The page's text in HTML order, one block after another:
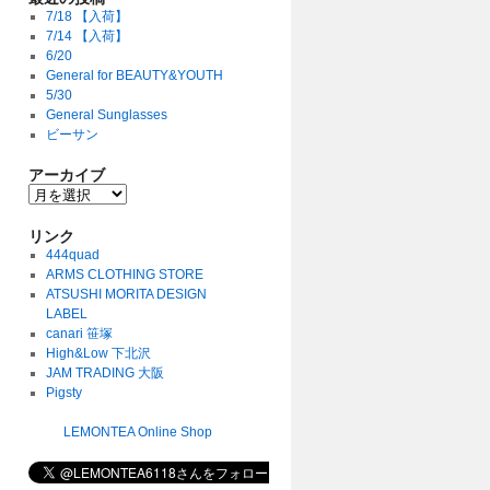
7/18 【入荷】
7/14 【入荷】
6/20
General for BEAUTY&YOUTH
5/30
General Sunglasses
ビーサン
アーカイブ
リンク
444quad
ARMS CLOTHING STORE
ATSUSHI MORITA DESIGN
LABEL
canari 笹塚
High&Low 下北沢
JAM TRADING 大阪
Pigsty
LEMONTEA Online Shop